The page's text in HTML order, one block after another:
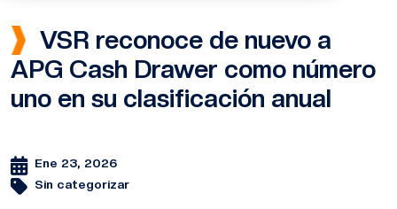
VSR reconoce de nuevo a
APG Cash Drawer como número
uno en su clasificación anual
Ene 23, 2026
Sin categorizar